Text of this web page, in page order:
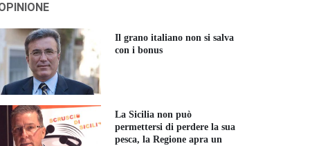
Il grano italiano non si salva
con i bonus
La Sicilia non può
permettersi di perdere la sua
pesca, la Regione apra un